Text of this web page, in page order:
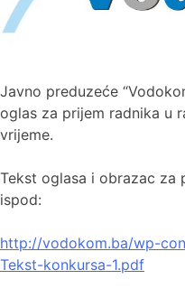
Javno preduzeće
oglas za prijem radnika u
vrijeme.
Tekst oglasa i obrazac za
ispod:
http://vodokom.ba/wp-
Tekst-konkursa-1.pdf